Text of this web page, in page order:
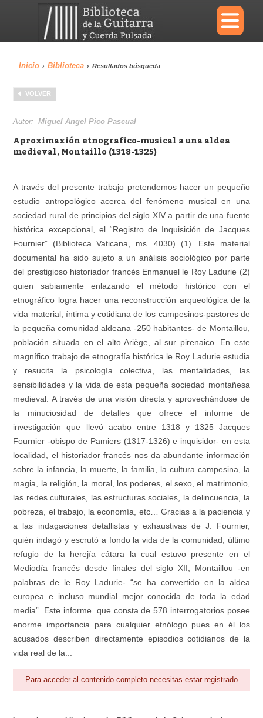
×
Menu
Biblioteca
Inicio › Biblioteca › Resultados búsqueda
VOLVER
Autor:Miguel Angel Pico Pascual
Aproximaxión etnografico-musical a una aldea
medieval, Montaillo (1318-1325)
A través del presente trabajo pretendemos hacer un pequeño
estudio antropológico acerca del fenómeno musical en una
sociedad rural de principios del siglo XIV a partir de una fuente
histórica excepcional, el “Registro de Inquisición de Jacques
Fournier” (Biblioteca Vaticana, ms. 4030) (1). Este material
documental ha sido sujeto a un análisis sociológico por parte
del prestigioso historiador francés Enmanuel le Roy Ladurie (2)
quien sabiamente enlazando el método histórico con el
etnográfico logra hacer una reconstrucción arqueológica de la
vida material, íntima y cotidiana de los campesinos-pastores de
la pequeña comunidad aldeana -250 habitantes- de Montaillou,
población situada en el alto Ariège, al sur pirenaico. En este
magnífico trabajo de etnografía histórica le Roy Ladurie estudia
y resucita la psicología colectiva, las mentalidades, las
sensibilidades y la vida de esta pequeña sociedad montañesa
medieval. A través de una visión directa y aprovechándose de
la minuciosidad de detalles que ofrece el informe de
investigación que llevó acabo entre 1318 y 1325 Jacques
Fournier -obispo de Pamiers (1317-1326) e inquisidor- en esta
localidad, el historiador francés nos da abundante información
sobre la infancia, la muerte, la familia, la cultura campesina, la
magia, la religión, la moral, los poderes, el sexo, el matrimonio,
las redes culturales, las estructuras sociales, la delincuencia, la
pobreza, el trabajo, la economía, etc… Gracias a la paciencia y
a las indagaciones detallistas y exhaustivas de J. Fournier,
quién indagó y escrutó a fondo la vida de la comunidad, último
refugio de la herejía cátara la cual estuvo presente en el
Mediodía francés desde finales del siglo XII, Montaillou -en
palabras de le Roy Ladurie- “se ha convertido en la aldea
europea e incluso mundial mejor conocida de toda la edad
media”. Este informe. que consta de 578 interrogatorios posee
enorme importancia para cualquier etnólogo pues en él los
acusados describen directamente episodios cotidianos de la
vida real de la...
Para acceder al contenido completo necesitas estar registrado